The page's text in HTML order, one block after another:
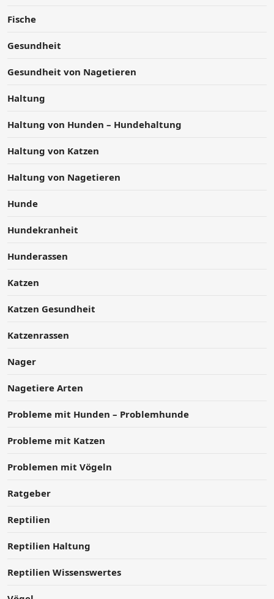
Fische
Gesundheit
Gesundheit von Nagetieren
Haltung
Haltung von Hunden – Hundehaltung
Haltung von Katzen
Haltung von Nagetieren
Hunde
Hundekranheit
Hunderassen
Katzen
Katzen Gesundheit
Katzenrassen
Nager
Nagetiere Arten
Probleme mit Hunden – Problemhunde
Probleme mit Katzen
Problemen mit Vögeln
Ratgeber
Reptilien
Reptilien Haltung
Reptilien Wissenswertes